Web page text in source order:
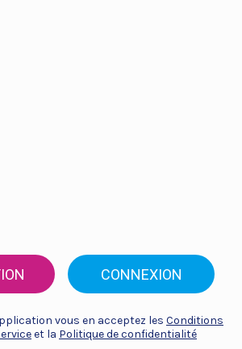
CONNEXION
vous en acceptez les Conditions
et la Politique de confidentialité